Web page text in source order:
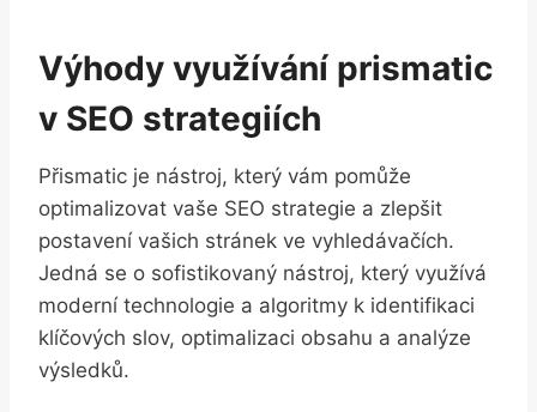
Výhody využívání prismatic
v SEO strategiích
Přismatic je nástroj, který vám pomůže
optimalizovat vaše SEO strategie a zlepšit
postavení vašich stránek ve vyhledávačích.
Jedná se o sofistikovaný nástroj, který využívá
moderní technologie a algoritmy k identifikaci
klíčových slov, optimalizaci obsahu a analýze
výsledků.